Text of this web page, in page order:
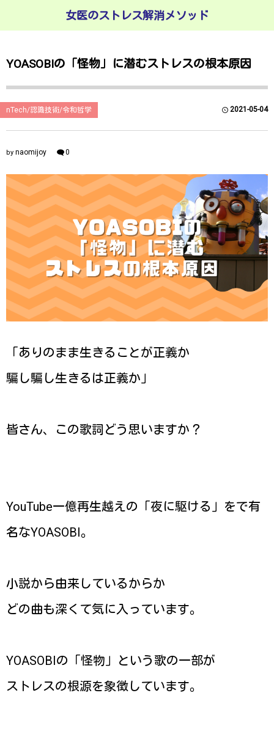
女医のストレス解消メソッド
YOASOBIの「怪物」に潜むストレスの根本原因
nTech/認識技術/令和哲学 2021-05-04
by naomijoy 0
「ありのまま生きることが正義か
騙し騙し生きるは正義か」
皆さん、この歌詞どう思いますか？
YouTube一億再生越えの「夜に駆ける」をで有
名なYOASOBI。
小説から由来しているからか
どの曲も深くて気に入っています。
YOASOBIの「怪物」という歌の一部が
ストレスの根源を象徴しています。